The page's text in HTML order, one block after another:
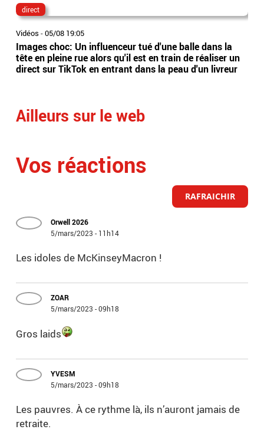
direct
Vidéos -05/08 19:05
Images choc: Un influenceur tué d'une balle dans la
tête en pleine rue alors qu'il est en train de réaliser un
direct sur TikTok en entrant dans la peau d'un livreur
Ailleurs sur le web
Vos réactions
RAFRAICHIR
Orwell 2026
5/mars/2023 - 11h14
Les idoles de McKinseyMacron !
ZOAR
5/mars/2023 - 09h18
Gros laids
YVESM
5/mars/2023 - 09h18
Les pauvres. À ce rythme là, ils n’auront jamais de
retraite.